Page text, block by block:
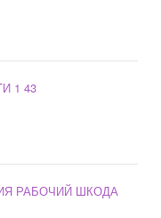
1 43
РАБОЧИЙ ШКОДА